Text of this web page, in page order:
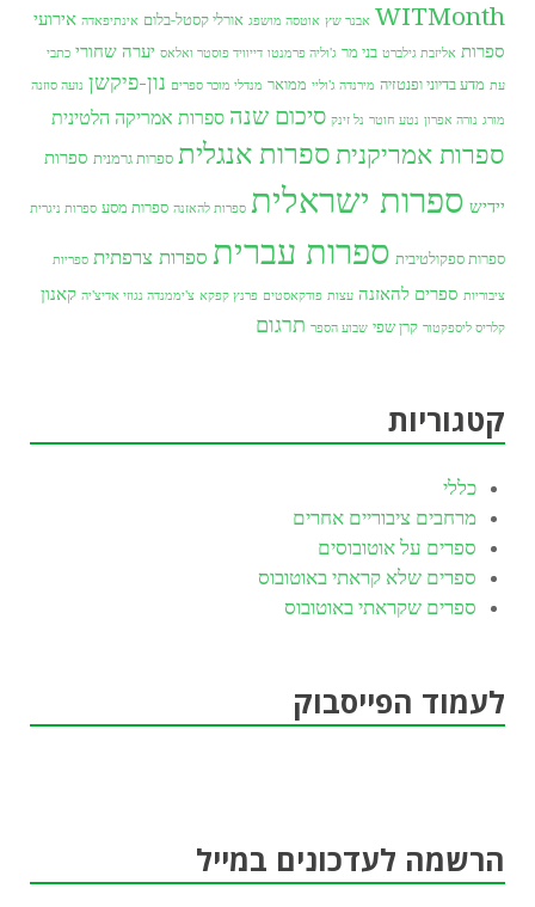
WITMonth אבנר שץ אוטסה מושפג אורלי קסטל-בלום אינתיפאדה אירועי
ספרות אליזבת גילברט בני מר ג'וליה פרמנטו דייוויד פוסטר ואלאס יערה שחורי כתבי
עת מדע בדיוני ופנטזיה מירנדה ג'וליי ממואר מנדלי מוכר ספרים נון-פיקשן נועה סוזנה
מורג נורה אפרון נטע חוטר נל זינק סיכום שנה ספרות אמריקה הלטינית
ספרות אמריקנית ספרות אנגלית ספרות גרמנית ספרות
יידיש ספרות ישראלית ספרות להאזנה ספרות מסע ספרות ניגרית
ספרות ספקולטיבית ספרות עברית ספרות צרפתית ספריות
ציבוריות ספרים להאזנה עצות פודקאסטים פרנץ קפקא צ'יממנדה נגוזי אדיצ'יה קאנון
קלריס ליספקטור קרן שפי שבוע הספר תרגום
קטגוריות
כללי
מרחבים ציבוריים אחרים
ספרים על אוטובוסים
ספרים שלא קראתי באוטובוס
ספרים שקראתי באוטובוס
לעמוד הפייסבוק
הרשמה לעדכונים במייל